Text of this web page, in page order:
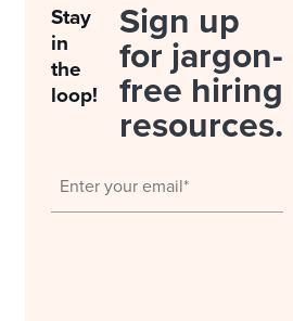
Stay
in
the
loop!
Sign up
for jargon-
free hiring
resources.